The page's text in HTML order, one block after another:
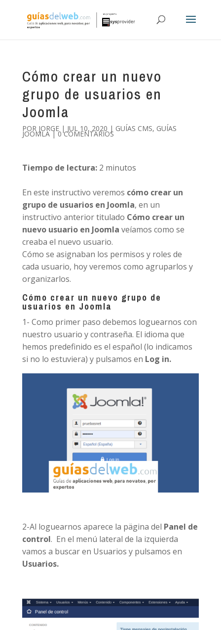
Cómo crear un nuevo
grupo de usuarios en
Joomla
POR JORGE| JUL 10, 2020 | GUÍAS CMS, GUÍAS
JOOMLA|0 COMENTARIOS
Tiempo de lectura: 2 minutos
En este instructivo veremos cómo crear un
grupo de usuarios en Joomla, en un
instructivo anterior titulado Cómo crear un
nuevo usuario en Joomla veíamos como se
creaba el nuevo usuario.
Cómo se asignaban los permisos y roles de
cada usuario, hoy veremos como agruparlos y
organizarlos.
Cómo crear un nuevo grupo de
usuarios en Joomla
1- Como primer paso debemos loguearnos con
nuestro usuario y contraseña. El idioma que
hemos predefinido es el español (lo indicamos
si no lo estuviera) y pulsamos en Log in.
2-Al loguearnos aparece la pägina del Panel de
control. En el menú lateral de la izquierda
vamos a buscar en Usuarios y pulsamos en
Usuarios.